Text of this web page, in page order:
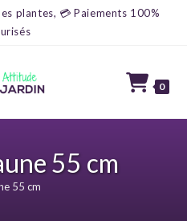
plantes, 💳 Paiements 100%
0
55 cm
55 cm